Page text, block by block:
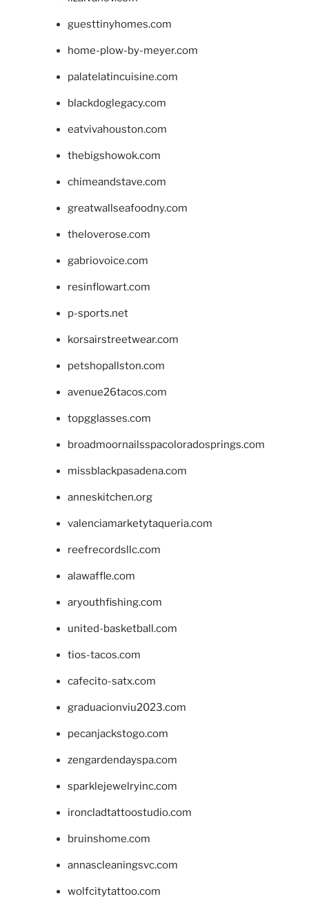
guesttinyhomes.com
home-plow-by-meyer.com
palatelatincuisine.com
blackdoglegacy.com
eatvivahouston.com
thebigshowok.com
chimeandstave.com
greatwallseafoodny.com
theloverose.com
gabriovoice.com
resinflowart.com
p-sports.net
korsairstreetwear.com
petshopallston.com
avenue26tacos.com
topgglasses.com
broadmoornailsspacoloradosprings.com
missblackpasadena.com
anneskitchen.org
valenciamarketytaqueria.com
reefrecordsllc.com
alawaffle.com
aryouthfishing.com
united-basketball.com
tios-tacos.com
cafecito-satx.com
graduacionviu2023.com
pecanjackstogo.com
zengardendayspa.com
sparklejewelryinc.com
ironcladtattoostudio.com
bruinshome.com
annascleaningsvc.com
wolfcitytattoo.com